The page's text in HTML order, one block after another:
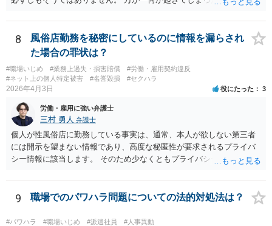
8
風俗店勤務を秘密にしているのに情報を漏らされ
た場合の罪状は？
#職場いじめ #業務上過失・損害賠償
#労働・雇用契約違反
#ネット上の個人特定被害
#名誉毀損 #セクハラ
2026年4月3日 役にたった 3
労働・雇用に強い弁護士
三村 勇人 弁護士
個人が性風俗店に勤務している事実は、通常、本人が欲しない第三者
には開示を望まない情報であり、高度な秘匿性が要求されるプライバ
シー情報に該当します。 そのため少なくともプライバシー権侵害にあ
われます。
9 職場でのパワハラ問題についての法的対処法は？
#パワハラ #職場いじめ #派遣社員 #人事異動